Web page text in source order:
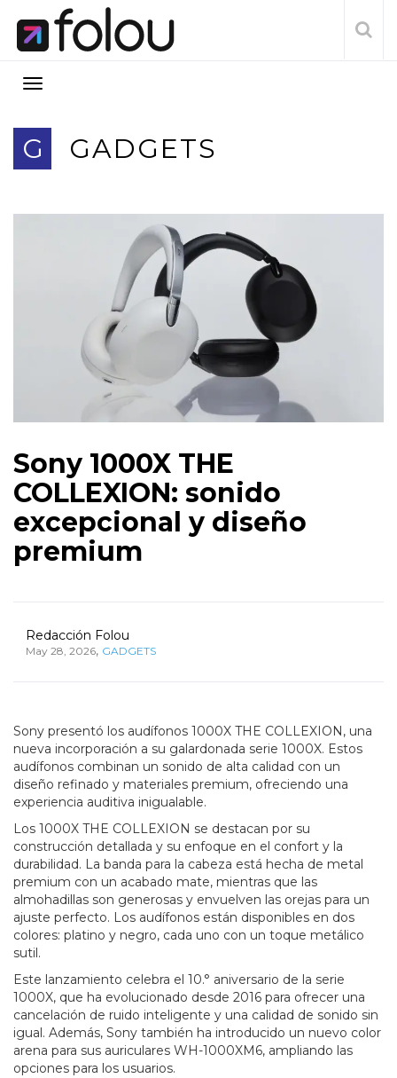
G GADGETS
Sony 1000X THE
COLLEXION: sonido
excepcional y diseño
premium
Redacción Folou
May 28, 2026, GADGETS
Sony presentó los audífonos 1000X THE COLLEXION, una
nueva incorporación a su galardonada serie 1000X. Estos
audífonos combinan un sonido de alta calidad con un
diseño refinado y materiales premium, ofreciendo una
experiencia auditiva inigualable.
Los 1000X THE COLLEXION se destacan por su
construcción detallada y su enfoque en el confort y la
durabilidad. La banda para la cabeza está hecha de metal
premium con un acabado mate, mientras que las
almohadillas son generosas y envuelven las orejas para un
ajuste perfecto. Los audífonos están disponibles en dos
colores: platino y negro, cada uno con un toque metálico
sutil.
Este lanzamiento celebra el 10.° aniversario de la serie
1000X, que ha evolucionado desde 2016 para ofrecer una
cancelación de ruido inteligente y una calidad de sonido sin
igual. Además, Sony también ha introducido un nuevo color
arena para sus auriculares WH-1000XM6, ampliando las
opciones para los usuarios.